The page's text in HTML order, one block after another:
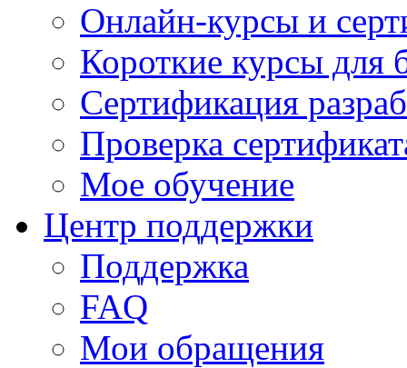
Онлайн-курсы и
Короткие курсы для
Сертификация
Проверка
Мое обучение
Центр поддержки
Поддержка
FAQ
Мои обращения